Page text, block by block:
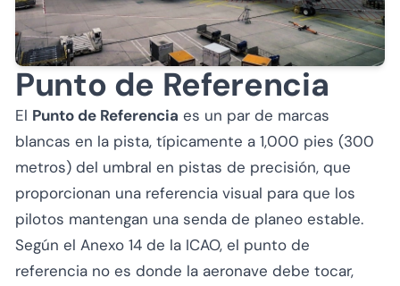
Punto de Referencia
El Punto de Referencia es un par de marcas
blancas en la pista, típicamente a 1,000 pies (300
metros) del umbral en pistas de precisión, que
proporcionan una referencia visual para que los
pilotos mantengan una senda de planeo estable.
Según el Anexo 14 de la ICAO, el punto de
referencia no es donde la aeronave debe tocar,